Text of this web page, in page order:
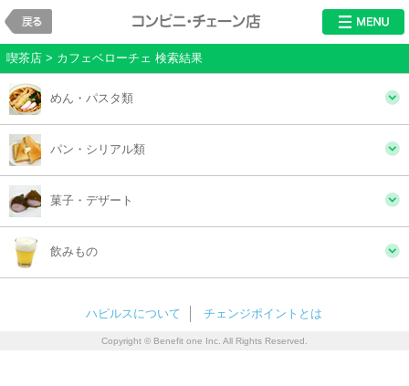
レストラン・チ
喫茶店 > カフェベローチェ 検索結果
めん・パスタ類
パン・シリアル類
菓子・デザート
飲みもの
ハピルスについて チェンジポイントとは
Copyright © Benefit one Inc. All Rights Reserved.